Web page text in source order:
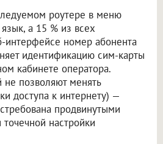
роутере в меню
язык, а 15 % из всех
интерфейсе номер абонента
идентификацию сим-карты
кабинете оператора.
позволяют менять
доступа к интернету) —
продвинутыми
настройки